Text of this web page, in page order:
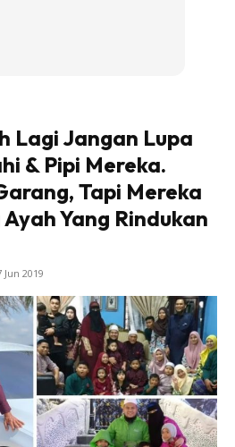
Lagi Jangan Lupa
& Pipi Mereka.
Tapi Mereka
Yang Rindukan
Jun 2019